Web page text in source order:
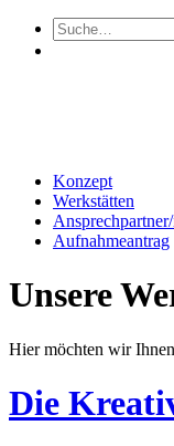
Konzept
Werkstätten
Aufnahmeantrag
Unsere
Hier möchten wir
Die